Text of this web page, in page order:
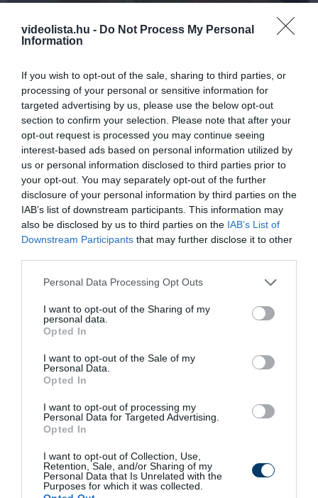
videolista.hu - Do Not Process My Personal
Information
If you wish to opt-out of the sale, sharing to third parties, or
processing of your personal or sensitive information for
targeted advertising by us, please use the below opt-out
section to confirm your selection. Please note that after your
opt-out request is processed you may continue seeing
interest-based ads based on personal information utilized by
us or personal information disclosed to third parties prior to
your opt-out. You may separately opt-out of the further
disclosure of your personal information by third parties on the
IAB’s list of downstream participants. This information may
also be disclosed by us to third parties on the IAB’s List of
Downstream Participants that may further disclose it to other
Please note that this website/app uses one or more Google
not limited to your visit or usage behaviour. You may click to
grant or deny consent to Google and its third-party tags to
use your data for below specified purposes in below Google
consent section.
Personal Data Processing Opt Outs
I want to opt-out of the Sharing of my
personal data.
Opted In
I want to opt-out of the Sale of my
Personal Data.
Opted In
I want to opt-out of processing my
Personal Data for Targeted Advertising.
Opted In
I want to opt-out of Collection, Use,
Retention, Sale, and/or Sharing of my
Personal Data that Is Unrelated with the
Purposes for which it was collected.
This Simple Trick Removes All Parasites From
Your Body!
More
369 158 280
9 h 43 min
Fungus Dries Up And Falls Off After The First
218 54 318